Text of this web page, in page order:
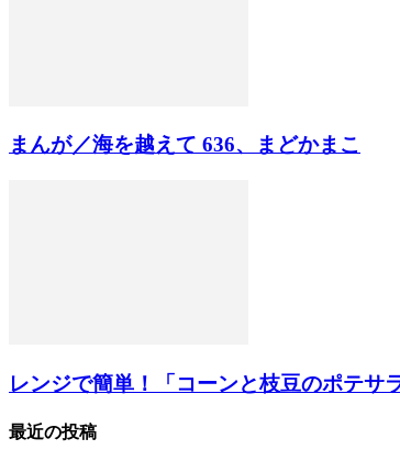
まんが／海を越えて 636、まどかまこ
レンジで簡単！「コーンと枝豆のポテサ
最近の投稿